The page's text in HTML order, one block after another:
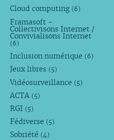
Cloud computing (6)
Framasoft -
Collectivisons Internet /
Convivialisons Internet
(6)
Inclusion numérique (6)
Jeux libres (5)
Vidéosurveillance (5)
ACTA (5)
RGI (5)
Fédiverse (5)
Sobriété (4)